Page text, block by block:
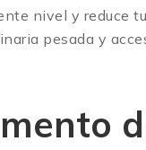
nivel y reduce
pesada y